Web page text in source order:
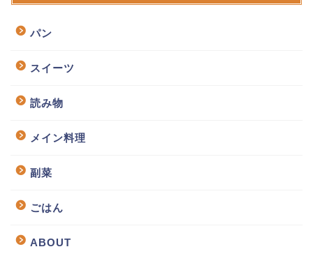
パン
スイーツ
読み物
メイン料理
副菜
ごはん
ABOUT